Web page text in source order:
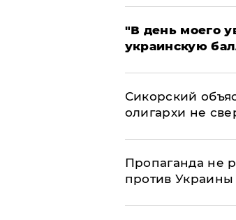
​"В день моего
украинскую
Сикорский
олигархи не
​Пропаганда не
против